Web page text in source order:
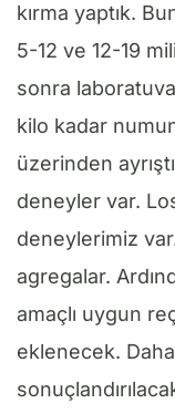
kırma yaptık.
5-12 ve 12-19
sonra
kilo kadar
üzerinden
deneyler var.
deneylerimiz
agregalar.
amaçlı uygun
eklenecek.